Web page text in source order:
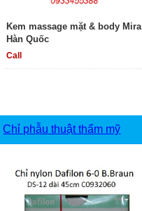
Kem massage mặt & body Mira
Hàn Quốc
Call
Chỉ phẫu thuật thẩm mỹ